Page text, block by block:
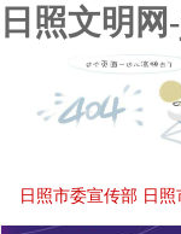
日照文明
日照市委宣传部 日